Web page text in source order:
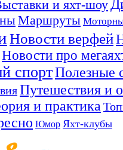
и яхт-шоу
Маршруты
Новости верфей
Новости про
спортПолезные
Путешествия и
и практика
Юмор Яхт-клубы